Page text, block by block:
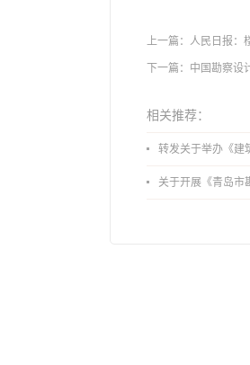
上一篇： 人民日报：
下一篇： 中国勘察设
相关推荐：
转发关于举办《建筑电气与智能
关于开展《青岛市勘察设计行业从业人员行为导则